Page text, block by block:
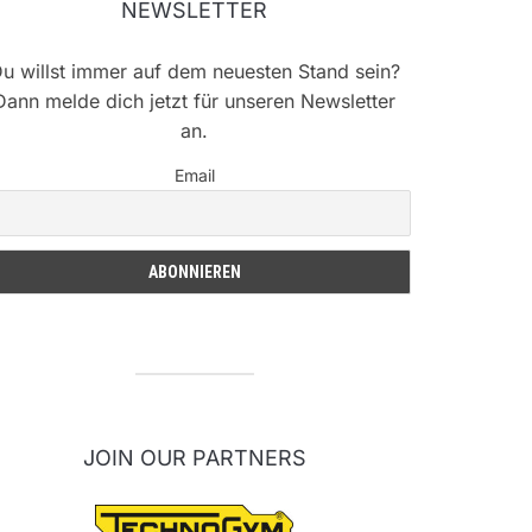
NEWSLETTER
willst immer auf dem neuesten Stand sein?
melde dich jetzt für unseren Newsletter
an.
Email
JOIN OUR PARTNERS